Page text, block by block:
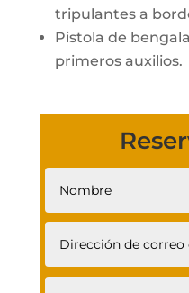
tripulantes a
Pistola de
primeros auxilios.